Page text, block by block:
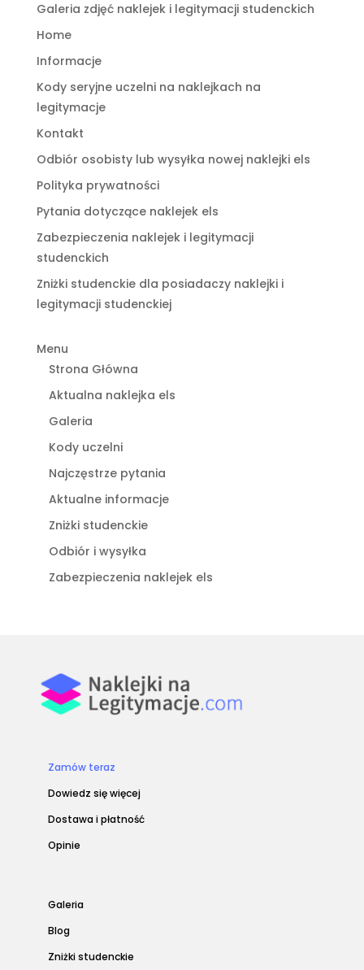
Galeria zdjęć naklejek i legitymacji studenckich
Home
Informacje
Kody seryjne uczelni na naklejkach na
legitymacje
Kontakt
Odbiór osobisty lub wysyłka nowej naklejki els
Polityka prywatności
Pytania dotyczące naklejek els
Zabezpieczenia naklejek i legitymacji
studenckich
Zniżki studenckie dla posiadaczy naklejki i
legitymacji studenckiej
Menu
Strona Główna
Aktualna naklejka els
Galeria
Kody uczelni
Najczęstrze pytania
Aktualne informacje
Zniżki studenckie
Odbiór i wysyłka
Zabezpieczenia naklejek els
Zamów teraz
Dowiedz się więcej
Dostawa i płatność
Opinie
Galeria
Blog
Zniżki studenckie